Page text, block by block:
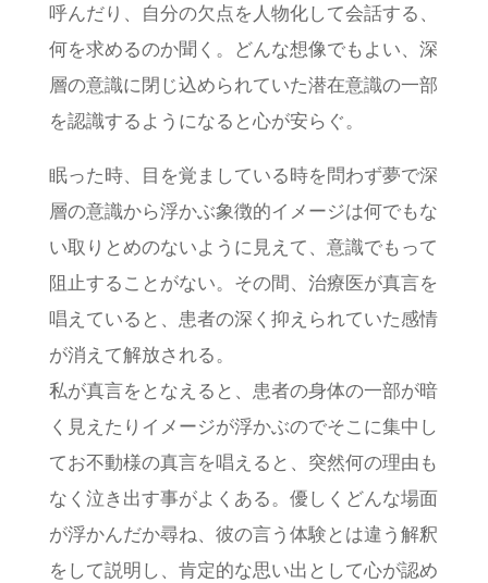
呼んだり、自分の欠点を人物化して会話する、
何を求めるのか聞く。どんな想像でもよい、深
層の意識に閉じ込められていた潜在意識の一部
を認識するようになると心が安らぐ。
眠った時、目を覚ましている時を問わず夢で深
層の意識から浮かぶ象徴的イメージは何でもな
い取りとめのないように見えて、意識でもって
阻止することがない。その間、治療医が真言を
唱えていると、患者の深く抑えられていた感情
が消えて解放される。
私が真言をとなえると、患者の身体の一部が暗
く見えたりイメージが浮かぶのでそこに集中し
てお不動様の真言を唱えると、突然何の理由も
なく泣き出す事がよくある。優しくどんな場面
が浮かんだか尋ね、彼の言う体験とは違う解釈
をして説明し、肯定的な思い出として心が認め